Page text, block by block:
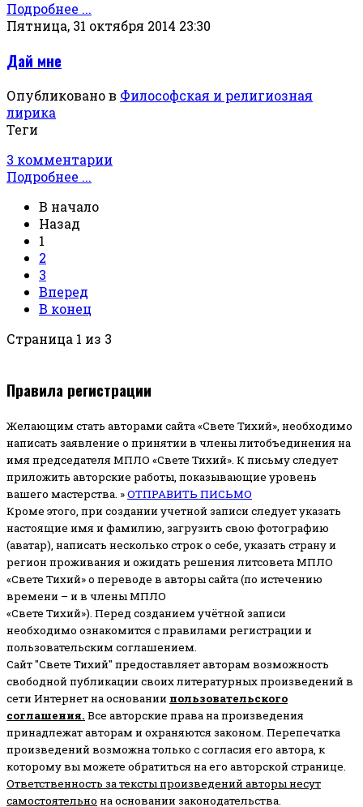
Подробнее ...
Пятница, 31 октября 2014 23:30
Дай мне
Опубликовано в Философская и религиозная
лирика
Теги
3 комментарии
Подробнее ...
В начало
Назад
1
2
3
Вперед
В конец
Страница 1 из 3
Правила регистрации
Желающим стать авторами сайта «Свете Тихий», необходимо
написать заявление о принятии в члены литобъединения на
имя председателя МПЛО «Свете Тихий». К письму следует
приложить авторские работы, показывающие уровень
вашего мастерства. »ОТПРАВИТЬ ПИСЬМО
Кроме этого, при создании учетной записи следует указать
настоящие имя и фамилию, загрузить свою фотографию
(аватар), написать несколько строк о себе, указать страну и
регион проживания и ожидать решения литсовета МПЛО
«Свете Тихий» о переводе в авторы сайта (по истечению
времени – и в члены МПЛО
«Свете Тихий»). Перед созданием учётной записи
необходимо ознакомится с правилами регистрации и
пользовательским соглашением.
Сайт "Свете Тихий" предоставляет авторам возможность
свободной публикации своих литературных произведений в
сети Интернет на основании пользовательского
соглашения. Все авторские права на произведения
принадлежат авторам и охраняются законом. Перепечатка
произведений возможна только с согласия его автора, к
которому вы можете обратиться на его авторской странице.
Ответственность за тексты произведений авторы несут
самостоятельно на основании законодательства.